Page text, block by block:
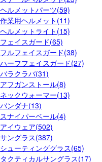
ヘルメットパーツ(59)
作業用ヘルメット(11)
ヘルメットライト(15)
フェイスガード(65)
フルフェイスガード(38)
ハーフフェイスガード(27)
バラクラバ(31)
アフガンストール(8)
ネックウォーマー(13)
バンダナ(13)
スナイパーベール(4)
アイウェア(502)
サングラス(387)
シューティンググラス(65)
タクティカルサングラス(17)